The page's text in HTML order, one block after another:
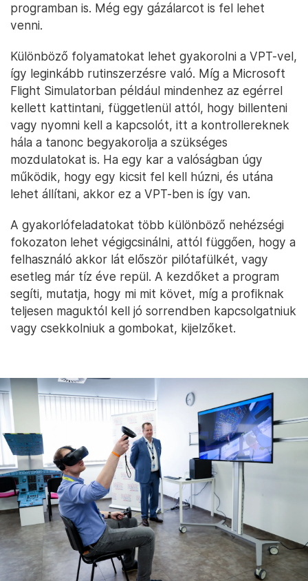
programban is. Még egy gázálarcot is fel lehet
venni.
Különböző folyamatokat lehet gyakorolni a VPT-vel,
így leginkább rutinszerzésre való. Míg a Microsoft
Flight Simulatorban például mindenhez az egérrel
kellett kattintani, függetlenül attól, hogy billenteni
vagy nyomni kell a kapcsolót, itt a kontrollereknek
hála a tanonc begyakorolja a szükséges
mozdulatokat is. Ha egy kar a valóságban úgy
működik, hogy egy kicsit fel kell húzni, és utána
lehet állítani, akkor ez a VPT-ben is így van.
A gyakorlófeladatokat több különböző nehézségi
fokozaton lehet végigcsinálni, attól függően, hogy a
felhasználó akkor lát először pilótafülkét, vagy
esetleg már tíz éve repül. A kezdőket a program
segíti, mutatja, hogy mi mit követ, míg a profiknak
teljesen maguktól kell jó sorrendben kapcsolgatniuk
vagy csekkolniuk a gombokat, kijelzőket.